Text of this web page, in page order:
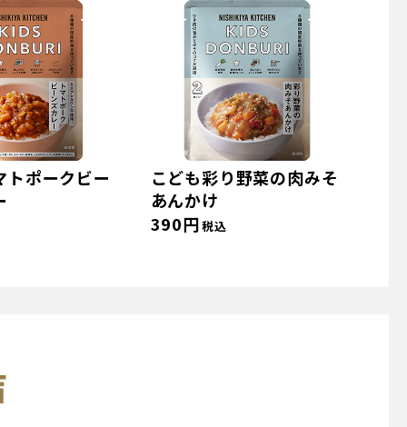
トポークビー
こども彩り野菜の肉みそ
あんかけ
390円税込